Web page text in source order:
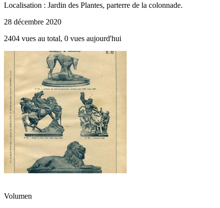
Localisation : Jardin des Plantes, parterre de la colonnade.
28 décembre 2020
2404 vues au total, 0 vues aujourd'hui
Volumen